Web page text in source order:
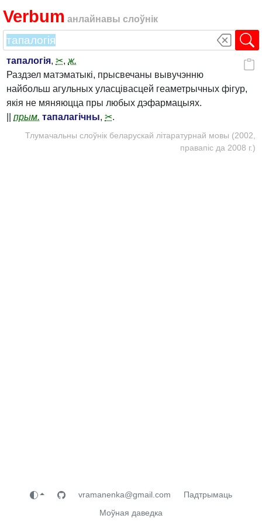
Verbum анлайнавы слоўнік
тапалогія, ✂, ж.
Раздзел матэматыкі, прысвечаны вывучэнню
найбольш агульных уласцівасцей геаметрычных фігур,
якія не мяняюцца пры любых дэфармацыях.
прым. тапалагічны, ✂.
Тлумачальны слоўнік беларускай літаратурнай мовы (2002,
правапіс да 2008 г.)
vramanenka@gmail.com
Падтрымаць
Моўная даведка